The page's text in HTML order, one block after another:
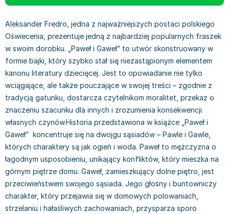
Książki: Prawo konstytucyjne
Książki: Prawo międzynarodowe
Książki: Prawo - orzecznictwo
Książki: Prawo pracy
Książki: Prawo Unii Europejskiej
Teksty aktów prawnych
Książki medyczne i naukowe
Chemia - książki
Książki o fizyce i astronomii
Geografia - książki
Inne
Książki do matematyki
Książki medyczne
Książki do nauk przyrodniczych
Technika, inżynieria, technologia - książki, podręczniki -
nauki ścisłe
Książki: Film, muzyka, teatr
Książki: Historia sztuki
Książki o architekturze
Książki: Sztuka użytkowa
Książki: Sztuki wizualne
Inne
Książki dla dzieci 3-5 lat
Książki: bajki dla dzieci 3-5 lat
Kolorowanki i książki do naklejania 3-5 lat
Książki do nauki języków obcych 3-5 lat
Książki do nauki pisania i liczenia 3-5 lat
Książki grające, z puzzlami i magnesami 3-5 lat
Kreatywne i aktywizujące książki dla dzieci 3-5 lat
Poznawanie świata dla dzieci 3-5 lat - książki
Książki o zainteresowaniach dla dzieci 3-5 lat
Książki dla dzieci 6-8 lat
Książki do nauki czytania 6-8 lat
Książki do nauki języków obcych 6-8 lat
Książki do nauki pisania i liczenia 6-8 lat
Kreatywne i aktywizujące książki dla dzieci 6-8 lat
Literatura dla dzieci 6-8 lat
Poznawanie świata dla dzieci 6-8 lat - książki
Książki: Zdrowie
Kuchnia i diety - książki
Autorskie książki kucharskie
Ciasta, desery, wypieki - książki
Diety, zdrowe żywienie - książki
Książki kucharskie
Kuchnia polska - książki
Napoje - książki
Książki: Poradniki
Inne
Książki: Dom, ogród - poradniki
Książki: Hobby - poradniki
Książki: Moda, uroda, savoir vivre - poradniki
Książki pamiątkowe
Pozostałe książki
Dean Koontz
Andrzej Sapkowski
Stephenie Meyer
Robert Ludlum
Maria Czubaszek
Nora Roberts
Mario Vargas Llosa
Katarzyna Grochola
Ewa Nowak
Robin Cook
Carlos Ruiz Zafon
Konrad Gaca
Jerzy Zięba
Jodi Picoult
Dorota Terakowska
Abbi Glines
Aleksander Fredro, jedna z najważniejszych postaci polskiego
Oświecenia, prezentuje jedną z najbardziej popularnych fraszek
w swoim dorobku. „Paweł i Gaweł” to utwór skonstruowany w
formie bajki, który szybko stał się niezastąpionym elementem
kanonu literatury dziecięcej. Jest to opowiadanie nie tylko
wciągające, ale także pouczające w swojej treści – zgodnie z
tradycją gatunku, dostarcza czytelnikom moralitet, przekaz o
znaczeniu szacunku dla innych i zrozumienia konsekwencji
własnych czynów.Historia przedstawiona w książce „Paweł i
Gaweł” koncentruje się na dwojgu sąsiadów – Pawle i Gawle,
których charaktery są jak ogień i woda. Paweł to mężczyzna o
łagodnym usposobieniu, unikający konfliktów, który mieszka na
górnym piętrze domu. Gaweł, zamieszkujący dolne piętro, jest
przeciwieństwem swojego sąsiada. Jego głośny i buntowniczy
charakter, który przejawia się w domowych polowaniach,
strzelaniu i hałaśliwych zachowaniach, przysparza sporo